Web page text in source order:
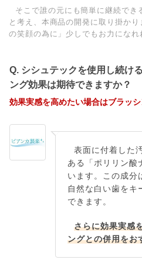
そこで誰の元にも簡単に継続でき
と考え、本商品の開発に取り掛か
の笑顔の為に」少しでもお力になれ
Q. シシュテックを使用し続け
ング効果は期待できますか？
効果実感を高めたい場合はブラッ
表面に付着した
ある「ポリリン酸
います。この成分
自然な白い歯をキ
できます。
さらに効果実感
ングとの併用をお